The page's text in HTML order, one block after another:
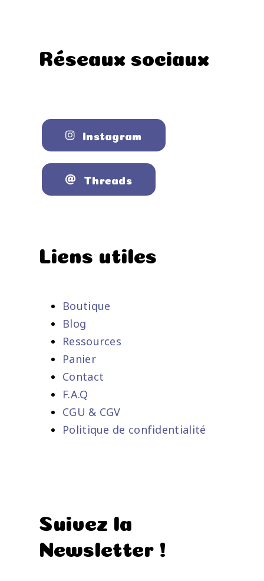
Réseaux sociaux
Instagram
Threads
Liens utiles
Boutique
Blog
Ressources
Panier
Contact
F.A.Q
CGU & CGV
Politique de confidentialité
Suivez la
Newsletter !